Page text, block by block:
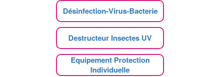
Désinfection-Virus-Bacterie
Destructeur Insectes UV
Equipement Protection
Individuelle